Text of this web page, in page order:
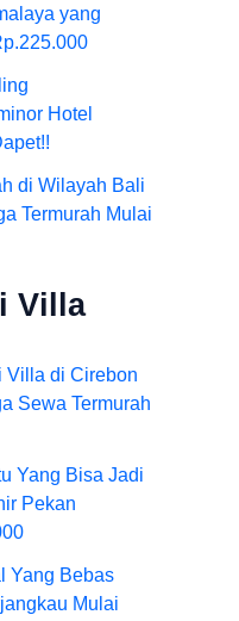
yang
Hotel
di Wilayah Bali
Termurah Mulai
Villa
Villa di Cirebon
Sewa Termurah
Yang Bisa Jadi
Pekan
Yang Bebas
Mulai